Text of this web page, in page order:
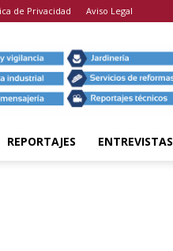
de Privacidad Aviso Legal
REPORTAJES ENTREVISTAS